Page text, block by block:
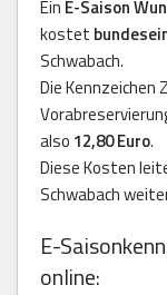
Ein E-Saison
kostet
Schwabach.
Die Kennzeichen
also 12,80 Euro.
Diese Kosten
Schwabach
E-
online: